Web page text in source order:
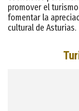
promover el
fomentar la
cultural de Asturias.